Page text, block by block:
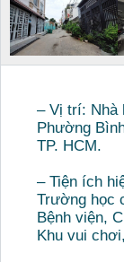
– Vị trí: Nhà
Phường
TP. HCM.
– Tiện ích
Trường học
Bệnh viện,
Khu vui